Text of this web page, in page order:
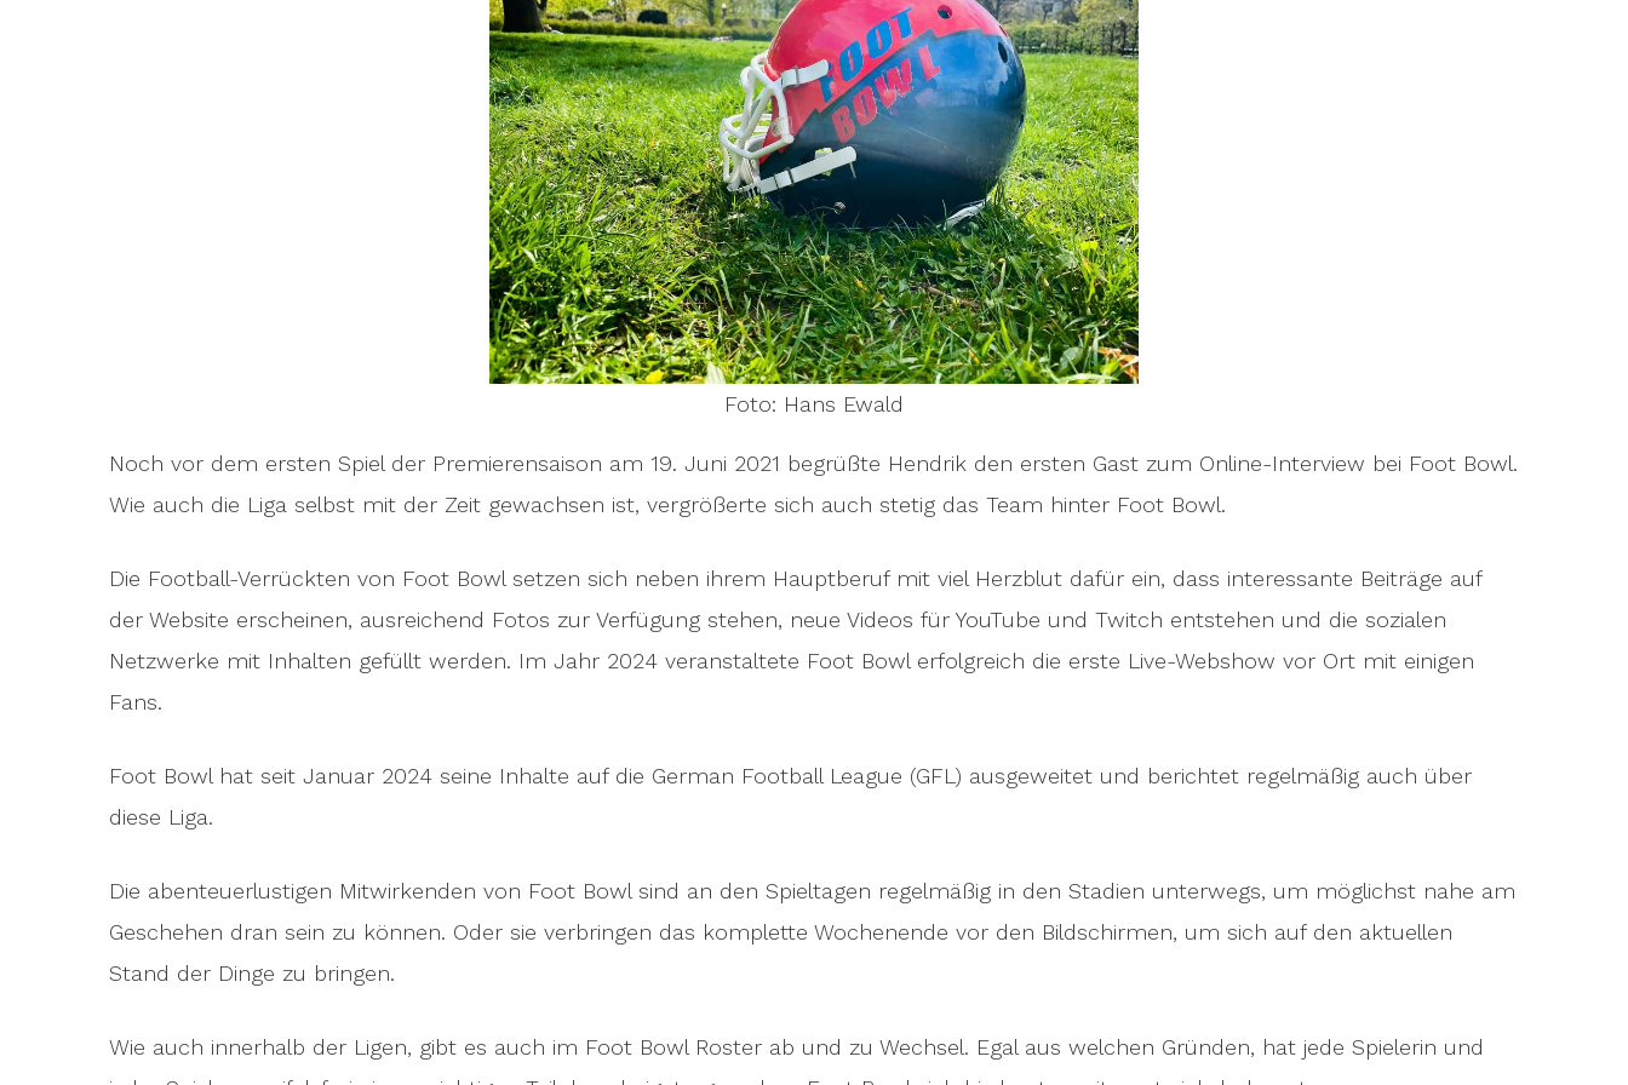
Foto: Hans Ewald
Noch vor dem ersten Spiel der Premierensaison am 19. Juni 2021 begrüßte Hendrik den ersten Gast zum Online-Interview bei Foot Bowl.
Wie auch die Liga selbst mit der Zeit gewachsen ist, vergrößerte sich auch stetig das Team hinter Foot Bowl.
Die Football-Verrückten von Foot Bowl setzen sich neben ihrem Hauptberuf mit viel Herzblut dafür ein, dass interessante Beiträge auf
der Website erscheinen, ausreichend Fotos zur Verfügung stehen, neue Videos für YouTube und Twitch entstehen und die sozialen
Netzwerke mit Inhalten gefüllt werden. Im Jahr 2024 veranstaltete Foot Bowl erfolgreich die erste Live-Webshow vor Ort mit einigen
Fans.
Foot Bowl hat seit Januar 2024 seine Inhalte auf die German Football League (GFL) ausgeweitet und berichtet regelmäßig auch über
diese Liga.
Die abenteuerlustigen Mitwirkenden von Foot Bowl sind an den Spieltagen regelmäßig in den Stadien unterwegs, um möglichst nahe am
Geschehen dran sein zu können. Oder sie verbringen das komplette Wochenende vor den Bildschirmen, um sich auf den aktuellen
Stand der Dinge zu bringen.
Wie auch innerhalb der Ligen, gibt es auch im Foot Bowl Roster ab und zu Wechsel. Egal aus welchen Gründen, hat jede Spielerin und